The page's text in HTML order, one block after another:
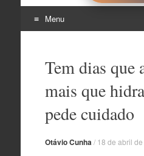
Menu
Tem dias que
mais que
pede cuidado
Otávio Cunha / 18 de abril